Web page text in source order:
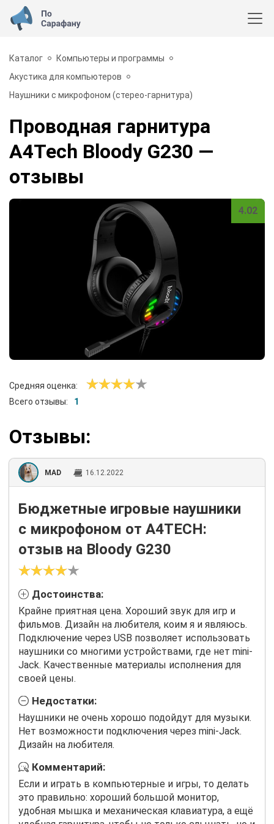
Каталог
Компьютеры и программы
Акустика для компьютеров
Наушники с микрофоном (стерео-гарнитура)
Проводная гарнитура
A4Tech Bloody G230 —
отзывы
4.02
Средняя оценка:
Всего отзывы:
1
Отзывы:
MAD 16.12.2022
Бюджетные игровые наушники
с микрофоном от A4TECH:
отзыв на Bloody G230
Достоинства:
Крайне приятная цена. Хороший звук для игр и
фильмов. Дизайн на любителя, коим я и являюсь.
Подключение через USB позволяет использовать
наушники со многими устройствами, где нет mini-
Jack. Качественные материалы исполнения для
своей цены.
Недостатки:
Наушники не очень хорошо подойдут для музыки.
Нет возможности подключения через mini-Jack.
Дизайн на любителя.
Комментарий:
Если и играть в компьютерные и игры, то делать
это правильно: хороший большой монитор,
удобная мышка и механическая клавиатура, а ещё